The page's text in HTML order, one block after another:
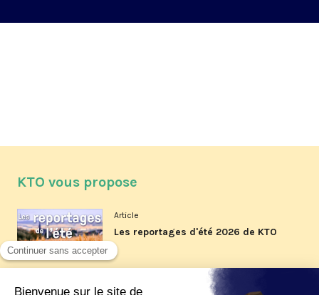
KTO vous propose
Article
Les reportages d'été 2026 de KTO